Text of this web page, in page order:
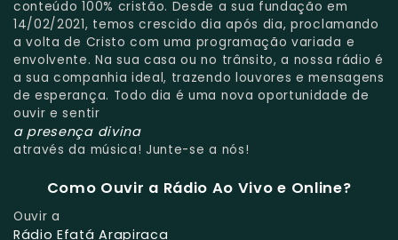
conteúdo 100% cristão. Desde a sua fundação em
14/02/2021, temos crescido dia após dia, proclamando
a volta de Cristo com uma programação variada e
envolvente. Na sua casa ou no trânsito, a nossa rádio é
a sua companhia ideal, trazendo louvores e mensagens
de esperança. Todo dia é uma nova oportunidade de
ouvir e sentir
a presença divina
através da música! Junte-se a nós!
Como Ouvir a Rádio Ao Vivo e Online?
Ouvir a
Rádio Efatá Arapiraca